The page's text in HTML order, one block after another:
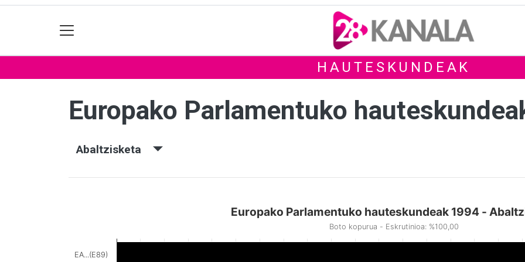
HAUTESKUNDEAK
Europako Parlamentuko
Abaltzisketa
Europako Parlamentuko hauteskundeak 1994 -
Boto kopurua - Eskrutinioa: %100,00
EA...(E89)